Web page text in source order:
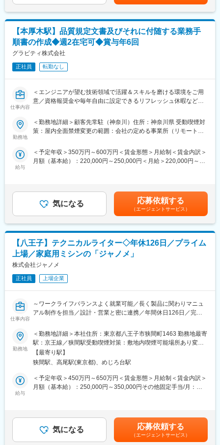
ど様々な観点において取り組みを行っています。働きやすさだ
と、柔軟性の面では多様な就業形態の導入検討に取り組んでお
り、在宅勤務制度やノンコアフレックス、また安心感の面では福
利厚生サービスの拡充や育児／介護への支援実施などがありま
す。
変更の範囲：会社の定める業務
・取扱説明書・整備解説書の作成…顧客から提示される大まかな
アウトラインを基に作成を行います。不明点は適宜顧客と電話・
メールにてコミュニケーションを取りながら進めて頂きます。作
成にあたり、顧客先のシステム利用が必要な場合も有り、その際
は客先での常駐となります。
■組織構成：
現在東京事務所は10名で構成されております。ライター担当と営
業担当が所属しております。平均年齢は30歳と比較的若い社員が
多いです。
■入社後の流れ：
入社後は、OJTにて業務理解を深めて頂きます。最初は、顧客と
入社後半年を目途に一部分の作成業務を担当し、数年かけて1人で
作成をして頂けるようになることを期待しております。
当社では、一人前として業務を行うことができるまで、徹底した
OJTを行います。過去にも異職種出身の未経験者を採用しており
ますが、今では積極的に業務をおこなっていただき、最前線で活
◎現地調査もあるため、車好きの方にピッタリ！
マニュアルを作成していくにあたって、担当する車種を実際に工
場などの現地で確認することがございます。
依頼案件の中には、新車のマニュアル作成などもあるため、間近
で車について深く関わることができるお仕事です。
変更の範囲：会社の定める業務
【本厚木駅】品質規定文書及びそれに付随する業務手
順書の作成◆週2在宅可◆賞与年6回
グラビティ株式会社
正社員 転勤なし
仕事内容
＜エンジニアが望む技術領域で活躍＆スキルを磨ける環境をご用
意／資格報奨金や毎年自由に設定できるリフレッシュ休暇など福
■業務内容：
2）QMS推進委員会の事務局
（会議ファシリテーション、日程やAgenda、議事録等の取り纏め
理、業務へのAI活用、文書化ツール改善等）
■歓迎条件：※別枠記載の必須条件に加え、下記経験をお持ちの方
は歓迎いたします。
・品質文書作成のご経験
・英語を用いた技術文書の読解のご経験
・半導体業界の知識、実務経験
※AIや文書管理の最新技術を活用し、意欲的に改善業務に取り組ん
で頂ける方を歓迎します。
チェックツール(自社ツール)等、文書管理向け各種ツール(ご就業
後に学習頂く事も可能です)
【グラビティの特徴】
◆転居を伴う転勤数0件
会社の方から無理やり案件が決まったから転居をお願いすること
は原則ありません、事前に確認させていただきキャリアを望む形
であればお願いすることになります。
※親御様の介護等でUターンなどで戻られる場合も、Uターン先で
案件がないか営業に動かせるような取り込みを行っているエンジ
→繁忙期は30Hの残業もある可能性もありますが、年間通しての
平均は月11.8時間です。基本的には定時付近で帰宅でき、ワーク
ライフバランスも整いやすいです。
勤務地
＜勤務地詳細＞顧客先常駐（神奈川）住所：神奈川県 受動喫煙対
策：屋内全面禁煙変更の範囲：会社の定める事業所（リモートワ
給与
＜予定年収＞350万円～600万円＜賃金形態＞月給制＜賃金内訳＞
月額（基本給）：220,000円～250,000円＜月給＞220,000円～
り■給与改定：年1回■賞与：年6回（夏季1回、冬季1回、インセン
ティブ4回）※インセンティブは勤怠・客先評価を反映して3か月
毎に支給賃金はあくまでも目安の金額であり、選考を通じて上下
する可能性があります。月給(月額)は固定手当を含めた表記です。
気になる 応募依頼する
（エージェントサービス）
【八王子】テクニカルライター◇年休126日／プライム
上場／家庭用ミシンの「ジャノメ」
株式会社ジャノメ
正社員 上場企業
仕事内容
～ワークライフバランスよく就業可能／長く製品に関わりマニュ
アル制作を担当／設計・営業と密に連携／年間休日126日／完全
■業務内容：
主にミシン製品の取扱説明書・パーツリスト・サービスマニュア
ルの作成をお任せします。
■配属先の組織構成：
配属先部署名：研究開発本部家庭用機器研究開発部ドキュメント
■当ポジションの魅力：
マニュアル作成業務の経験のスキルを活かすことができ、専門的
勤務地
＜勤務地詳細＞本社住所：東京都八王子市狭間町1463 勤務地最寄
駅：京王線／狭間駅受動喫煙対策：敷地内喫煙可能場所あり変更
の範囲：会社の定める事業所
【最寄り駅】
狭間駅、高尾駅(東京都)、めじろ台駅
給与
＜予定年収＞450万円～650万円＜賃金形態＞月給制＜賃金内訳＞
月額（基本給）：250,000円～350,000円その他固定手当/月：
を含めた想定の金額となります。■賞与：有（前年度実績：4.4か
月分）■昇給：有（年1回）賃金はあくまでも目安の金額であり、
選考を通じて上下する可能性があります。月給(月額)は固定手当を
気になる 応募依頼する
（エージェントサービス）